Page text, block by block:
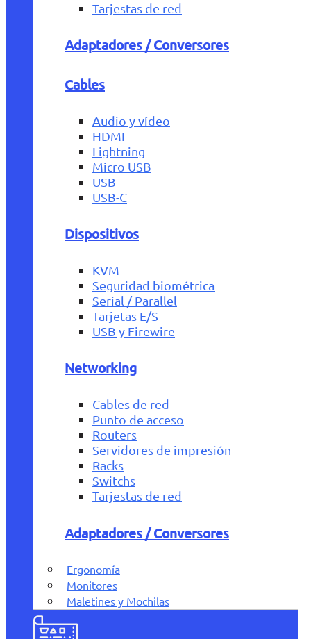
Tarjestas de red
Adaptadores / Conversores
Cables
Audio y vídeo
HDMI
Lightning
Micro USB
USB
USB-C
Dispositivos
KVM
Seguridad biométrica
Serial / Parallel
Tarjetas E/S
USB y Firewire
Networking
Cables de red
Punto de acceso
Routers
Servidores de impresión
Racks
Switchs
Tarjestas de red
Adaptadores / Conversores
Ergonomía
Monitores
Maletines y Mochilas